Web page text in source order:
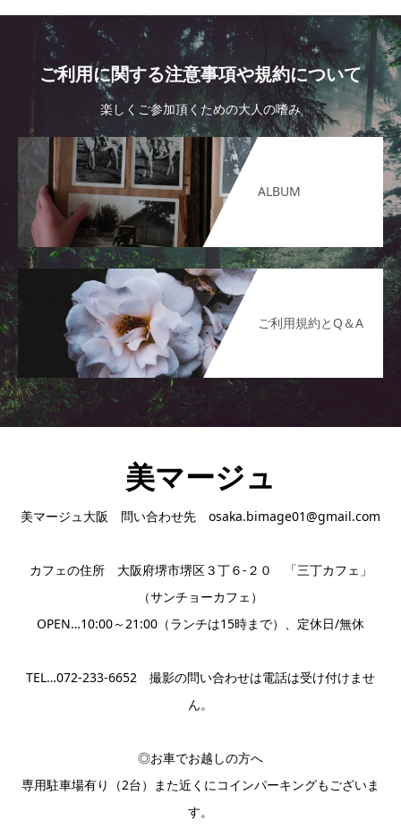
ご利用に関する注意事項や規約について
楽しくご参加頂くための大人の嗜み
ALBUM
ご利用規約とQ＆A
美マージュ
美マージュ大阪 問い合わせ先 osaka.bimage01@gmail.com
カフェの住所 大阪府堺市堺区３丁６-２０ 「三丁カフェ」
（サンチョーカフェ）
OPEN…10:00～21:00（ランチは15時まで）、定休日/無休
TEL…072-233-6652 撮影の問い合わせは電話は受け付けませ
ん。
◎お車でお越しの方へ
専用駐車場有り（2台）また近くにコインパーキングもございま
す。